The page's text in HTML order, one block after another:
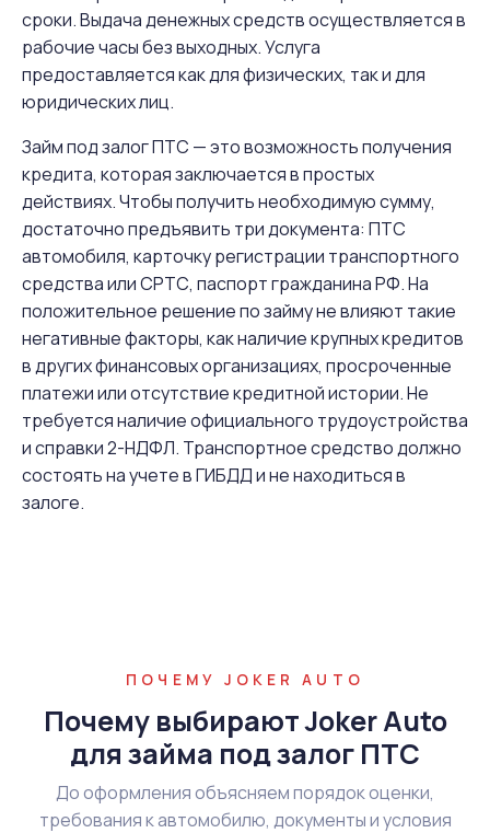
сроки. Выдача денежных средств осуществляется в
рабочие часы без выходных. Услуга
предоставляется как для физических, так и для
юридических лиц.
Займ под залог ПТС — это возможность получения
кредита, которая заключается в простых
действиях. Чтобы получить необходимую сумму,
достаточно предъявить три документа: ПТС
автомобиля, карточку регистрации транспортного
средства или СРТС, паспорт гражданина РФ. На
положительное решение по займу не влияют такие
негативные факторы, как наличие крупных кредитов
в других финансовых организациях, просроченные
платежи или отсутствие кредитной истории. Не
требуется наличие официального трудоустройства
и справки 2-НДФЛ. Транспортное средство должно
состоять на учете в ГИБДД и не находиться в
залоге.
ПОЧЕМУ JOKER AUTO
Почему выбирают Joker Auto
для займа под залог ПТС
До оформления объясняем порядок оценки,
требования к автомобилю, документы и условия